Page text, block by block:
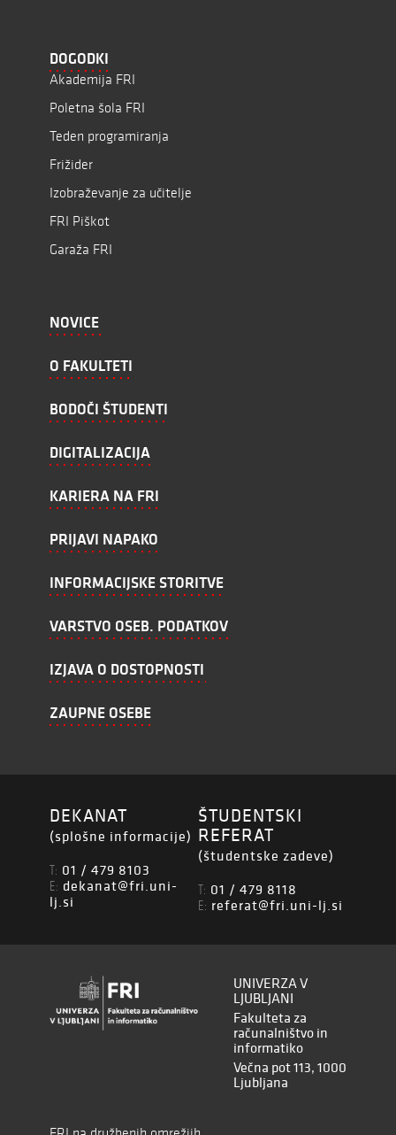
DOGODKI
Akademija FRI
Poletna šola FRI
Teden programiranja
Frižider
Izobraževanje za učitelje
FRI Piškot
Garaža FRI
NOVICE
O FAKULTETI
BODOČI ŠTUDENTI
DIGITALIZACIJA
KARIERA NA FRI
PRIJAVI NAPAKO
INFORMACIJSKE STORITVE
VARSTVO OSEB. PODATKOV
IZJAVA O DOSTOPNOSTI
ZAUPNE OSEBE
DEKANAT
(splošne informacije)
T: 01 / 479 8103
E: dekanat@fri.uni-
lj.si
ŠTUDENTSKI
REFERAT
(študentske zadeve)
T: 01 / 479 8118
E: referat@fri.uni-lj.si
UNIVERZA V
LJUBLJANI
Fakulteta za
računalništvo in
informatiko
Večna pot 113, 1000
Ljubljana